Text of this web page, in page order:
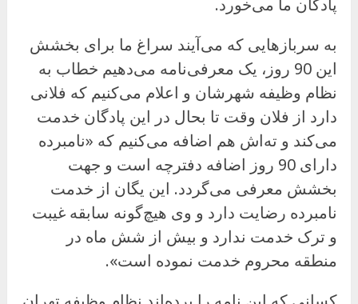
پادگان ما می‌خورد.
به سربازهایی که می‌آیند سراغ ما برای بخشش
این 90 روز، یک معرفی‌نامه می‌دهیم خطاب به
نظام وظیفه شهرشان و اعلام می‌کنیم که فلانی
دارد از فلان وقت تا بحال در این پادگان خدمت
می‌کند و ته‌اش هم اضافه می‌کنیم که «نامبرده
دارای 90 روز اضافه دفترچه است و جهت
بخشش معرفی می‌گردد. این یگان از خدمت
نامبرده رضایت دارد و وی هیچ‌گونه سابقه غیبت
و ترک خدمت ندارد و بیش از شش ماه در
منطقه محروم خدمت نموده است».